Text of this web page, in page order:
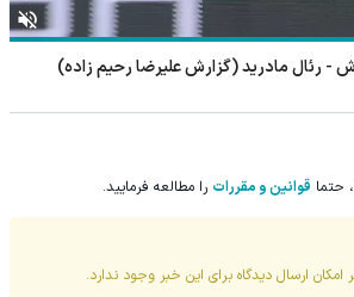
- رئال مادرید (گزارش علیرضا رحیم زاده)
حتما قوانین و مقررات را مطالعه فرمایید.
ارسال دیدگاه برای این خبر وجود ندارد.